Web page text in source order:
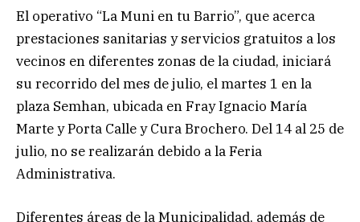
El operativo “La Muni en tu Barrio”, que acerca
prestaciones sanitarias y servicios gratuitos a los
vecinos en diferentes zonas de la ciudad, iniciará
su recorrido del mes de julio, el martes 1 en la
plaza Semhan, ubicada en Fray Ignacio María
Marte y Porta Calle y Cura Brochero. Del 14 al 25 de
julio, no se realizarán debido a la Feria
Administrativa.
Diferentes áreas de la Municipalidad, además de